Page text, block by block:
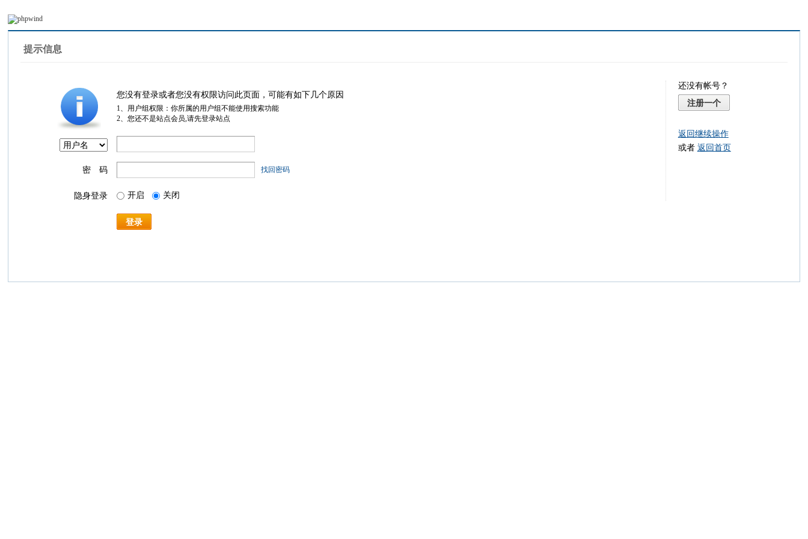
提示信息
您没有登录或者您没有权限访问此页面，可能有如下几个原因
1、用户组权限：你所属的用户组不能使用搜索功能
2、您还不是站点会员,请先登录站点
密 码 找回密码
隐身登录 开启 关闭
登录
还没有帐号？
注册一个
返回继续操作
或者 返回首页